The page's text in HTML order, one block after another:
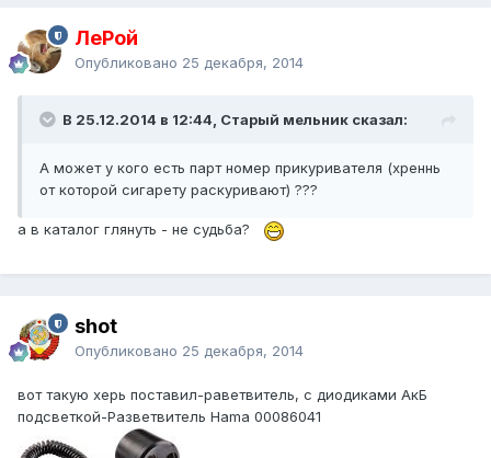
ЛеРой
Опубликовано 25 декабря, 2014
В 25.12.2014 в 12:44, Старый мельник сказал:
А может у кого есть парт номер прикуривателя (хреннь
от которой сигарету раскуривают) ???
а в каталог глянуть - не судьба?
shot
Опубликовано 25 декабря, 2014
вот такую херь поставил-раветвитель, с диодиками АкБ
подсветкой-Разветвитель Hama 00086041